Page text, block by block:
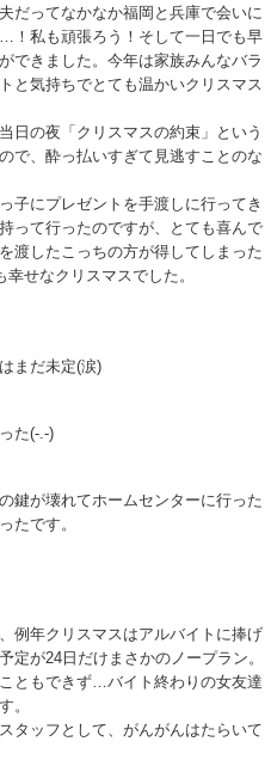
だってなかなか福岡と兵庫で会いに
！私も頑張ろう！そして一日でも早
できました。今年は家族みんなバラ
と気持ちでとても温かいクリスマス
日の夜「クリスマスの約束」という
で、酔っ払いすぎて見逃すことのな
子にプレゼントを手渡しに行ってき
って行ったのですが、とても喜んで
渡したこっちの方が得してしまった
せなクリスマスでした。
まだ未定(涙)
た(-.-)
鍵が壊れてホームセンターに行った
たです。
例年クリスマスはアルバイトに捧げ
が24日だけまさかのノープラン。
ともできず…バイト終わりの女友達
。
タッフとして、がんがんはたらいて